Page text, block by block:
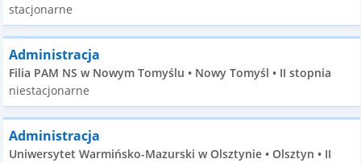
stacjonarne
Administracja
Filia PAM NS w Nowym Tomyślu • Nowy Tomyśl • II stopnia
niestacjonarne
Administracja
Uniwersytet Warmińsko-Mazurski w Olsztynie • Olsztyn • II